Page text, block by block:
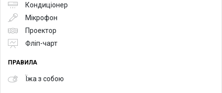
Кондиціонер
Мікрофон
Проектор
Фліп-чарт
ПРАВИЛА
Їжа з собою